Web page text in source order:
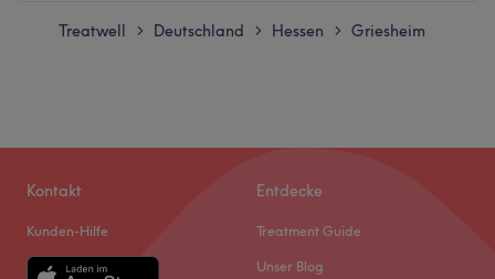
Montag 10:00–20:00
Sonntag
Hautbehandlungen & dauerhafte Haarentfernung
Treatwell > Deutschland > Hessen > Griesheim
Kontakt
Kunden-Hilfe
Entdecke
Treatment Guide
Unser Blog